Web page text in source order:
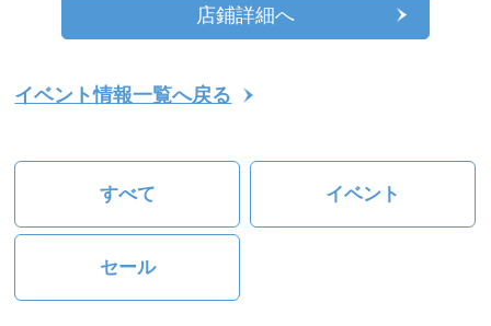
店鋪詳細へ
イベント情報一覧へ戻る
すべて イベント
セール